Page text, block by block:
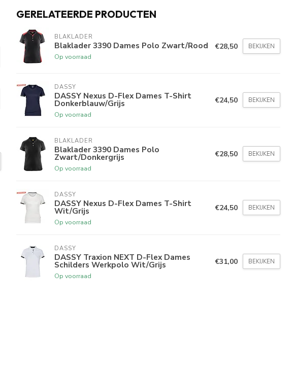
GERELATEERDE PRODUCTEN
BLAKLADER
Blaklader 3390 Dames Polo Zwart/Rood
Op voorraad
€28,50 BEKIJKEN
DASSY
DASSY Nexus D-Flex Dames T-Shirt
Donkerblauw/Grijs
Op voorraad
€24,50 BEKIJKEN
BLAKLADER
Blaklader 3390 Dames Polo
Zwart/Donkergrijs
Op voorraad
€28,50 BEKIJKEN
DASSY
DASSY Nexus D-Flex Dames T-Shirt
Wit/Grijs
Op voorraad
€24,50 BEKIJKEN
DASSY
DASSY Traxion NEXT D-Flex Dames
Schilders Werkpolo Wit/Grijs
Op voorraad
€31,00 BEKIJKEN